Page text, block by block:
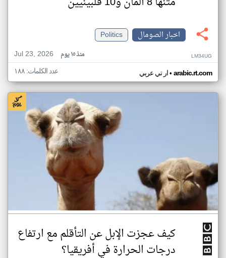
اخبار الصومال
Politics
Jul 23, 2026
منذ ١٥ يوم LM34UG
ار تي عربي• arabic.rt.com عدد الكلمات: ١٨٨
كيف عجزت الإبل عن التأقلم مع ارتفاع
درجات الحرارة في أفريقيا؟